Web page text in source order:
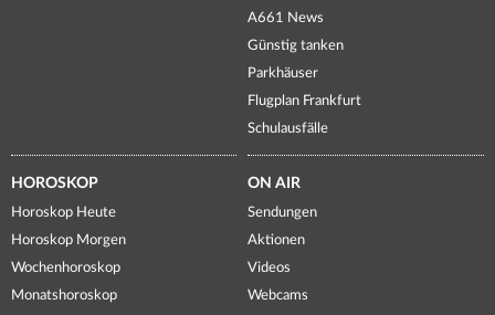
A661 News
Günstig tanken
Parkhäuser
Flugplan Frankfurt
Schulausfälle
HOROSKOP
Horoskop Heute
Horoskop Morgen
Wochenhoroskop
Monatshoroskop
ON AIR
Sendungen
Aktionen
Videos
Webcams